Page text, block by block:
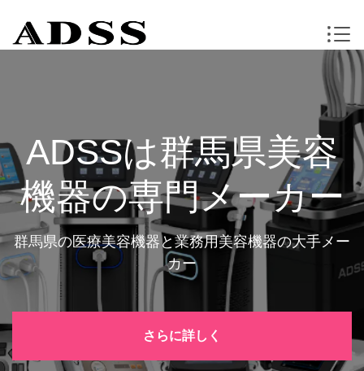
ADSSは群馬県美容
機器の専門メーカー
群馬県の医療美容機器と業務用美容機器の大手メー
カー
さらに詳しく